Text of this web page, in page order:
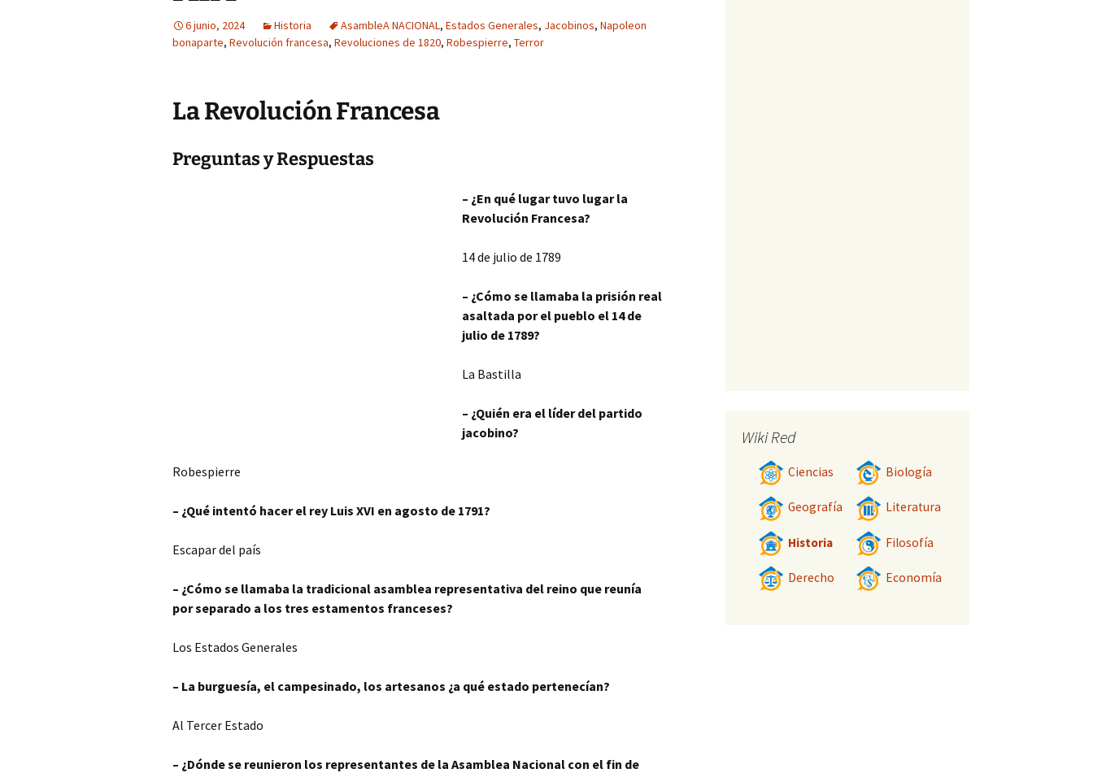
6 junio, 2024 Historia AsambleA NACIONAL, Estados Generales, Jacobinos, Napoleon
bonaparte, Revolución francesa, Revoluciones de 1820, Robespierre, Terror
La Revolución Francesa
Preguntas y Respuestas
– ¿En qué lugar tuvo lugar la
Revolución Francesa?
14 de julio de 1789
– ¿Cómo se llamaba la prisión real
asaltada por el pueblo el 14 de
julio de 1789?
La Bastilla
– ¿Quién era el líder del partido
jacobino?
Robespierre
– ¿Qué intentó hacer el rey Luis XVI en agosto de 1791?
Escapar del país
– ¿Cómo se llamaba la tradicional asamblea representativa del reino que reunía
por separado a los tres estamentos franceses?
Los Estados Generales
– La burguesía, el campesinado, los artesanos ¿a qué estado pertenecían?
Al Tercer Estado
– ¿Dónde se reunieron los representantes de la Asamblea Nacional con el fin de
Wiki Red
Ciencias Biología
Geografía Literatura
Historia Filosofía
Derecho Economía